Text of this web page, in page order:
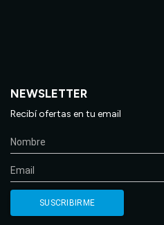
NEWSLETTER
Recibí ofertas en tu email